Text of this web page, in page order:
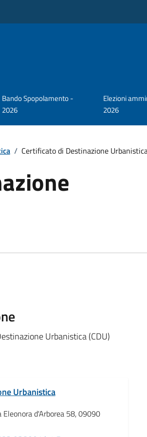
Bando Spopolamento -
2026
Elezioni
2026
/ Certificato di Destinazione
Urbanistica (CDU)
Urbanistica
Eleonora d'Arborea 58, 09090